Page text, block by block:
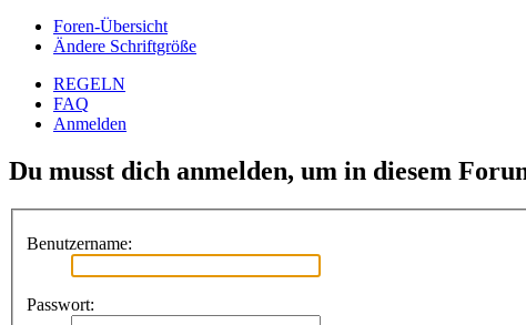
Foren-Übersicht
Ändere Schriftgröße
REGELN
FAQ
Anmelden
Du musst dich anmelden, um in diesem
Benutzername:
Passwort: